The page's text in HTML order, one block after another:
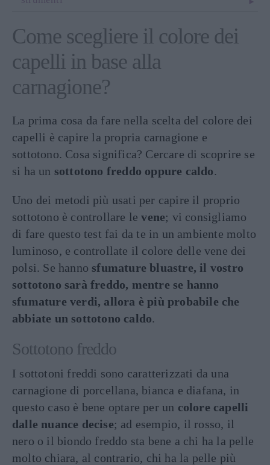
Come scegliere il colore dei
capelli in base alla
carnagione?
La prima cosa da fare nella scelta del colore dei
capelli è capire la propria carnagione e
sottotono. Cosa significa? Cercare di scoprire se
si ha un sottotono freddo oppure caldo.
Uno dei metodi più usati per capire il proprio
sottotono è controllare levene; vi consigliamo
di fare questo test fai da te in un ambiente molto
luminoso, e controllate il colore delle vene dei
polsi. Se hanno sfumature bluastre, il vostro
sottotono sarà freddo, mentre se hanno
sfumature verdi, allora è più probabile che
abbiate un sottotono caldo.
Sottotono freddo
I sottotoni freddi sono caratterizzati da una
carnagione di porcellana, bianca e diafana, in
questo caso è bene optare per un colore capelli
dalle nuance decise; ad esempio, il rosso, il
nero o il biondo freddo sta bene a chi ha la pelle
molto chiara, al contrario, chi ha la pelle più